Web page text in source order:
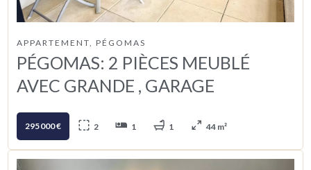
APPARTEMENT, PÉGOMAS
PÉGOMAS: 2 PIÈCES MEUBLÉ
AVEC GRANDE , GARAGE
295 000 € 2 1 1 44 m²